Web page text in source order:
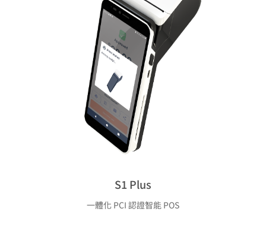
S1 Plus
一體化 PCI 認證智能 POS